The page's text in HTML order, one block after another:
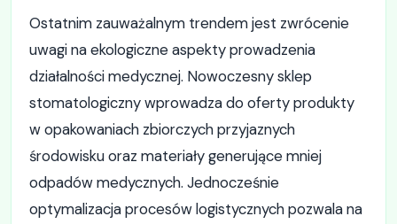
Ostatnim zauważalnym trendem jest zwrócenie
uwagi na ekologiczne aspekty prowadzenia
działalności medycznej. Nowoczesny sklep
stomatologiczny wprowadza do oferty produkty
w opakowaniach zbiorczych przyjaznych
środowisku oraz materiały generujące mniej
odpadów medycznych. Jednocześnie
optymalizacja procesów logistycznych pozwala na